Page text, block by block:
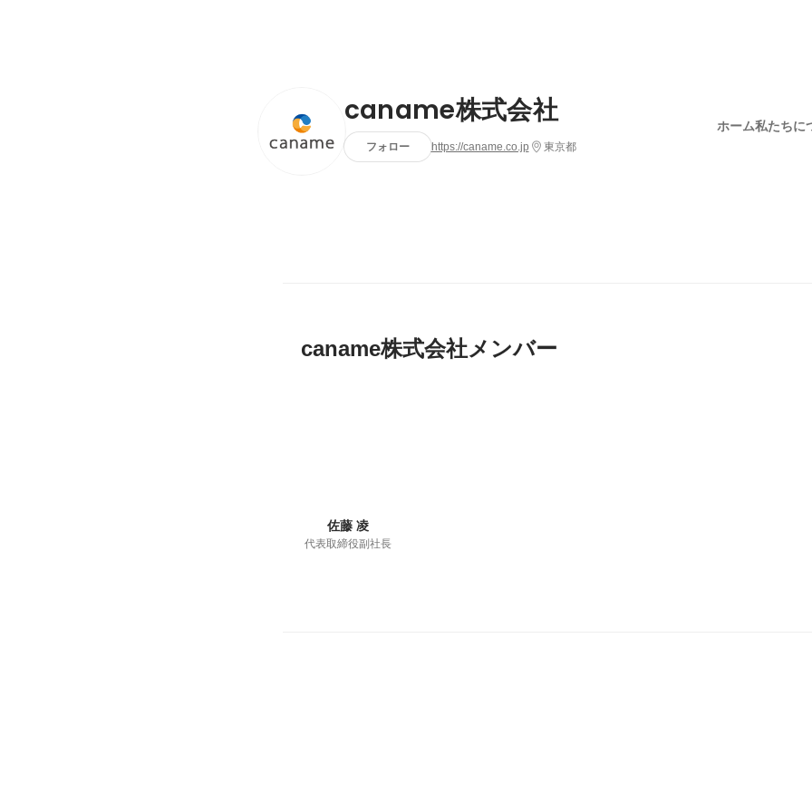
caname株式会社
フォロー https://caname.co.jp 東京都
ホーム私たちに
caname株式会社メンバー
佐藤 凌
代表取締役副社長